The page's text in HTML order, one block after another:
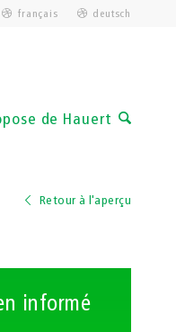
français deutsch
de Hauert
Retour à l'aperçu
informé